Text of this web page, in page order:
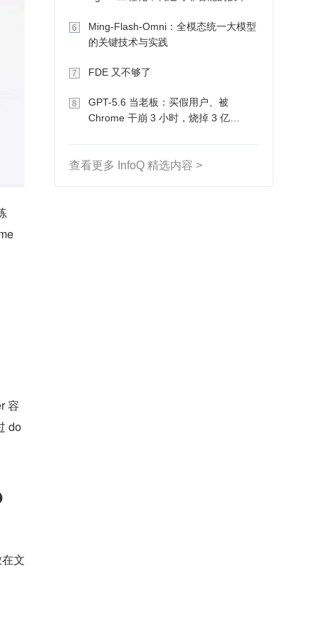
容
do
文
6
Ming-Flash-Omni：全模态统一大模型
的关键技术与实践
7 FDE 又不够了
8
GPT-5.6 当老板：买假用户、被
Chrome 干崩 3 小时，烧掉 3 亿
查看更多 InfoQ 精选内容 >